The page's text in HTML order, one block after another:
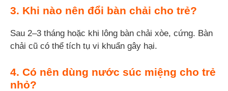
3. Khi nào nên đổi bàn chải cho trẻ?
Sau 2–3 tháng hoặc khi lông bàn chải xòe, cứng. Bàn
chải cũ có thể tích tụ vi khuẩn gây hại.
4. Có nên dùng nước súc miệng cho trẻ
nhỏ?